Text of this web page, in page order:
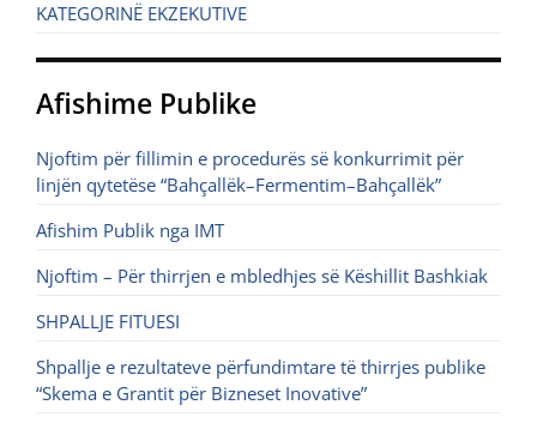
KATEGORINË EKZEKUTIVE
Afishime Publike
Njoftim për fillimin e procedurës së konkurrimit për
linjën qytetëse “Bahçallëk–Fermentim–Bahçallëk”
Afishim Publik nga IMT
Njoftim – Për thirrjen e mbledhjes së Këshillit Bashkiak
SHPALLJE FITUESI
Shpallje e rezultateve përfundimtare të thirrjes publike
“Skema e Grantit për Bizneset Inovative”